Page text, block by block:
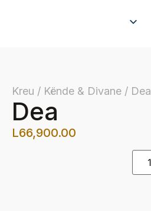
Kreu / Kënde & Divane / Dea
Dea
L66,900.00